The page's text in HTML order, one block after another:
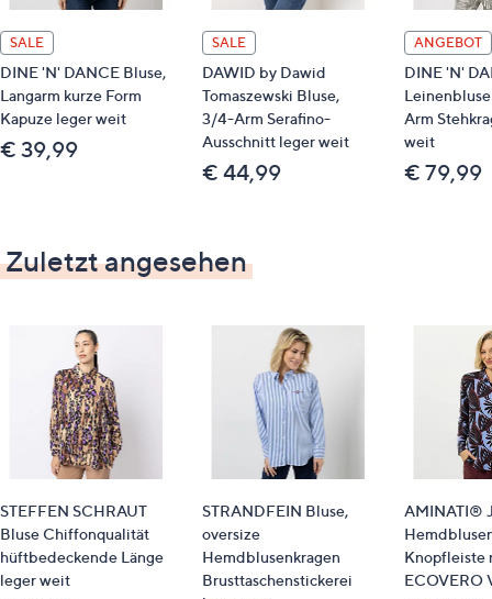
SALE
DINE 'N' DANCE Bluse,
Langarm kurze Form
Kapuze leger weit
€ 39,99
SALE
DAWID by Dawid
Tomaszewski Bluse,
3/4-Arm Serafino-
Ausschnitt leger weit
€ 44,99
ANGEBOT
DINE 'N'
Arm
weit
€ 79,99
Zuletzt angesehen
STEFFEN SCHRAUT
Bluse Chiffonqualität
hüftbedeckende Länge
leger weit
STRANDFEIN Bluse,
oversize
Hemdblusenkragen
Brusttaschenstickerei
AMINATI®
Knopfleiste
ECOVERO